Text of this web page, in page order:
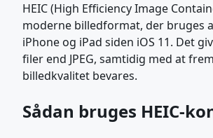
HEIC (High Efficiency Image
moderne billedformat, der bruges
iPhone og iPad siden iOS 11. Det
filer end JPEG, samtidig med at
billedkvalitet bevares.
Sådan bruges HEIC-